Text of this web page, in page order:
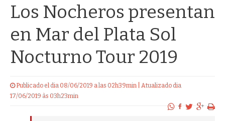
Los Nocheros presentan
en Mar del Plata Sol
Nocturno Tour 2019
Publicado el dia 08/06/2019 a las 02h39min | Atualizado dia
17/06/2019 às 03h23min